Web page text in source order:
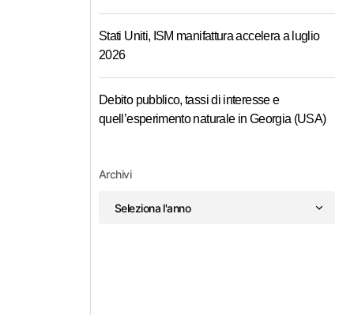
Stati Uniti, ISM manifattura accelera a luglio
2026
Debito pubblico, tassi di interesse e
quell’esperimento naturale in Georgia (USA)
Archivi